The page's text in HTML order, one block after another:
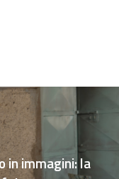
in immagini: la